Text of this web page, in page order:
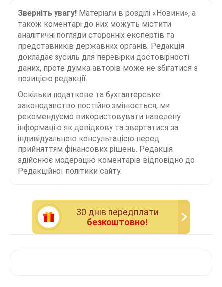
Зверніть увагу! Матеріали в розділі «Новини», а
також коментарі до них можуть містити
аналітичні погляди сторонніх експертів та
представників державних органів. Редакція
докладає зусиль для перевірки достовірності
даних, проте думка авторів може не збігатися з
позицією редакції.
Оскільки податкове та бухгалтерське
законодавство постійно змінюється, ми
рекомендуємо використовувати наведену
інформацію як довідкову та звертатися за
індивідуальною консультацією перед
прийняттям фінансових рішень. Редакція
здійснює модерацію коментарів відповідно до
Редакційної політики сайту.
30 днiв передплати
безкоштовно!